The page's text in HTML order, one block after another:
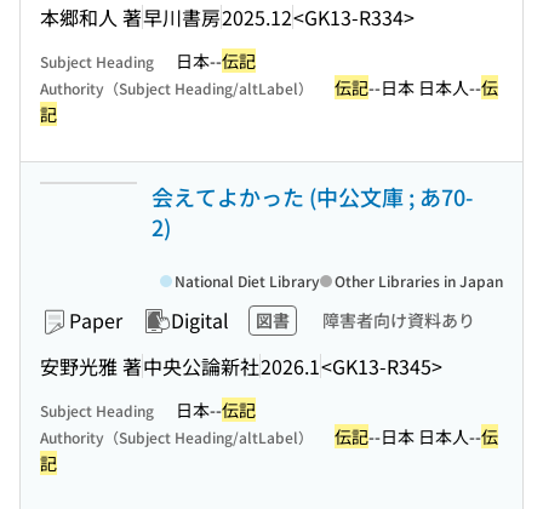
本郷和人 著早川書房2025.12<GK13-R334>
Subject Heading 日本--伝記
Authority（Subject Heading/altLabel） 伝記--日本 日本人--伝
記
会えてよかった (中公文庫 ; あ70-
2)
Paper Digital 図書 障害者向け資料あり
安野光雅 著中央公論新社2026.1<GK13-R345>
National Diet Library Other Libraries in Japan
Subject Heading 日本--伝記
Authority（Subject Heading/altLabel） 伝記--日本 日本人--伝
記